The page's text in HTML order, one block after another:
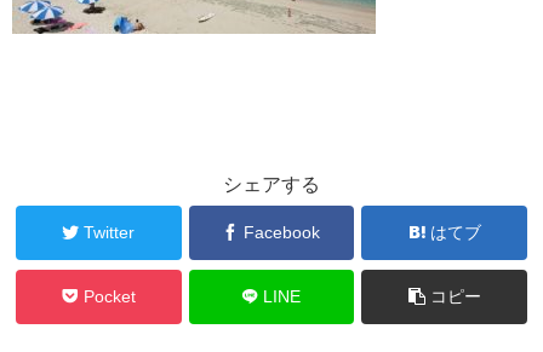
シェアする
Twitter Facebook はてブ
Pocket LINE コピー